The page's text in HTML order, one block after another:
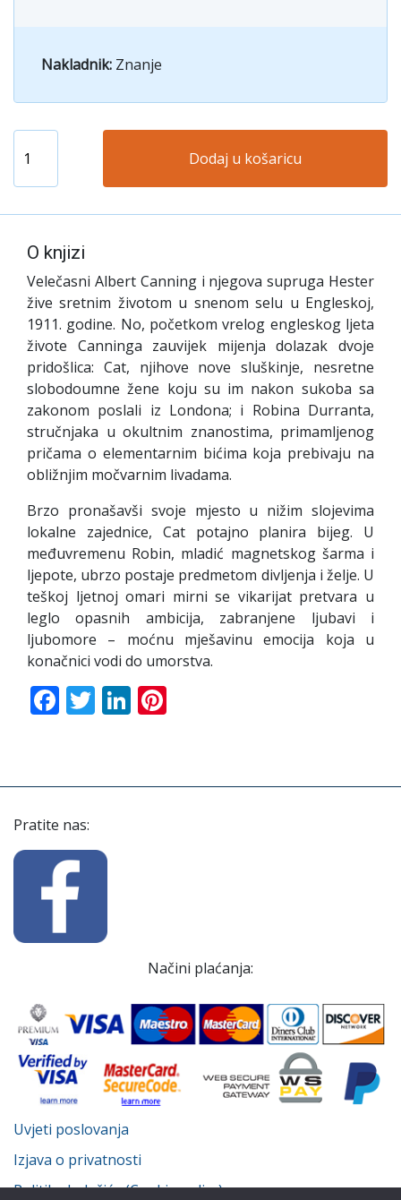
Nakladnik: Znanje
Dodaj u košaricu
O knjizi
Velečasni Albert Canning i njegova supruga Hester
žive sretnim životom u snenom selu u Engleskoj,
1911. godine. No, početkom vrelog engleskog ljeta
živote Canninga zauvijek mijenja dolazak dvoje
pridošlica: Cat, njihove nove sluškinje, nesretne
slobodoumne žene koju su im nakon sukoba sa
zakonom poslali iz Londona; i Robina Durranta,
stručnjaka u okultnim znanostima, primamljenog
pričama o elementarnim bićima koja prebivaju na
obližnjim močvarnim livadama.
Brzo pronašavši svoje mjesto u nižim slojevima
lokalne zajednice, Cat potajno planira bijeg. U
međuvremenu Robin, mladić magnetskog šarma i
ljepote, ubrzo postaje predmetom divljenja i želje. U
teškoj ljetnoj omari mirni se vikarijat pretvara u
leglo opasnih ambicija, zabranjene ljubavi i
ljubomore – moćnu mješavinu emocija koja u
konačnici vodi do umorstva.
Facebook
TwitterLinkedIn
Pratite nas:
Načini plaćanja:
Uvjeti poslovanja
Izjava o privatnosti
Politika kolačića (Cookie policy)